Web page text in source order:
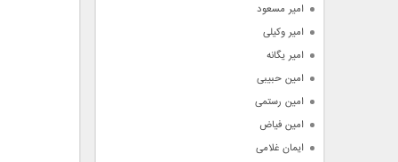
امیر مسعود
امیر وکیلی
امیر یگانه
امین حبیبی
امین رستمی
امین فیاض
ایمان غلامی